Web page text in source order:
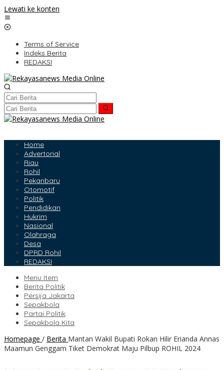
Lewati ke konten
Terms of Service
Indeks Berita
REDAKSI
Home
Advertorial
Riau
Rohil
Pekanbaru
Otomotif
Politik
Pendidikan
Hukrim
Nasional
Olahraga
Desa
DPRD Rohil
REDAKSI
Menu Item
Berita Politik
Persija Jakarta
Sepakbola
Partai Politik
Sepakbola Kita
Homepage / Berita Mantan Wakil Bupati Rokan Hilir Erianda Annas
Maamun Genggam Tiket Demokrat Maju Pilbup ROHIL 2024